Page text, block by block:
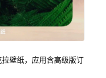
壁纸，应用含高级版订